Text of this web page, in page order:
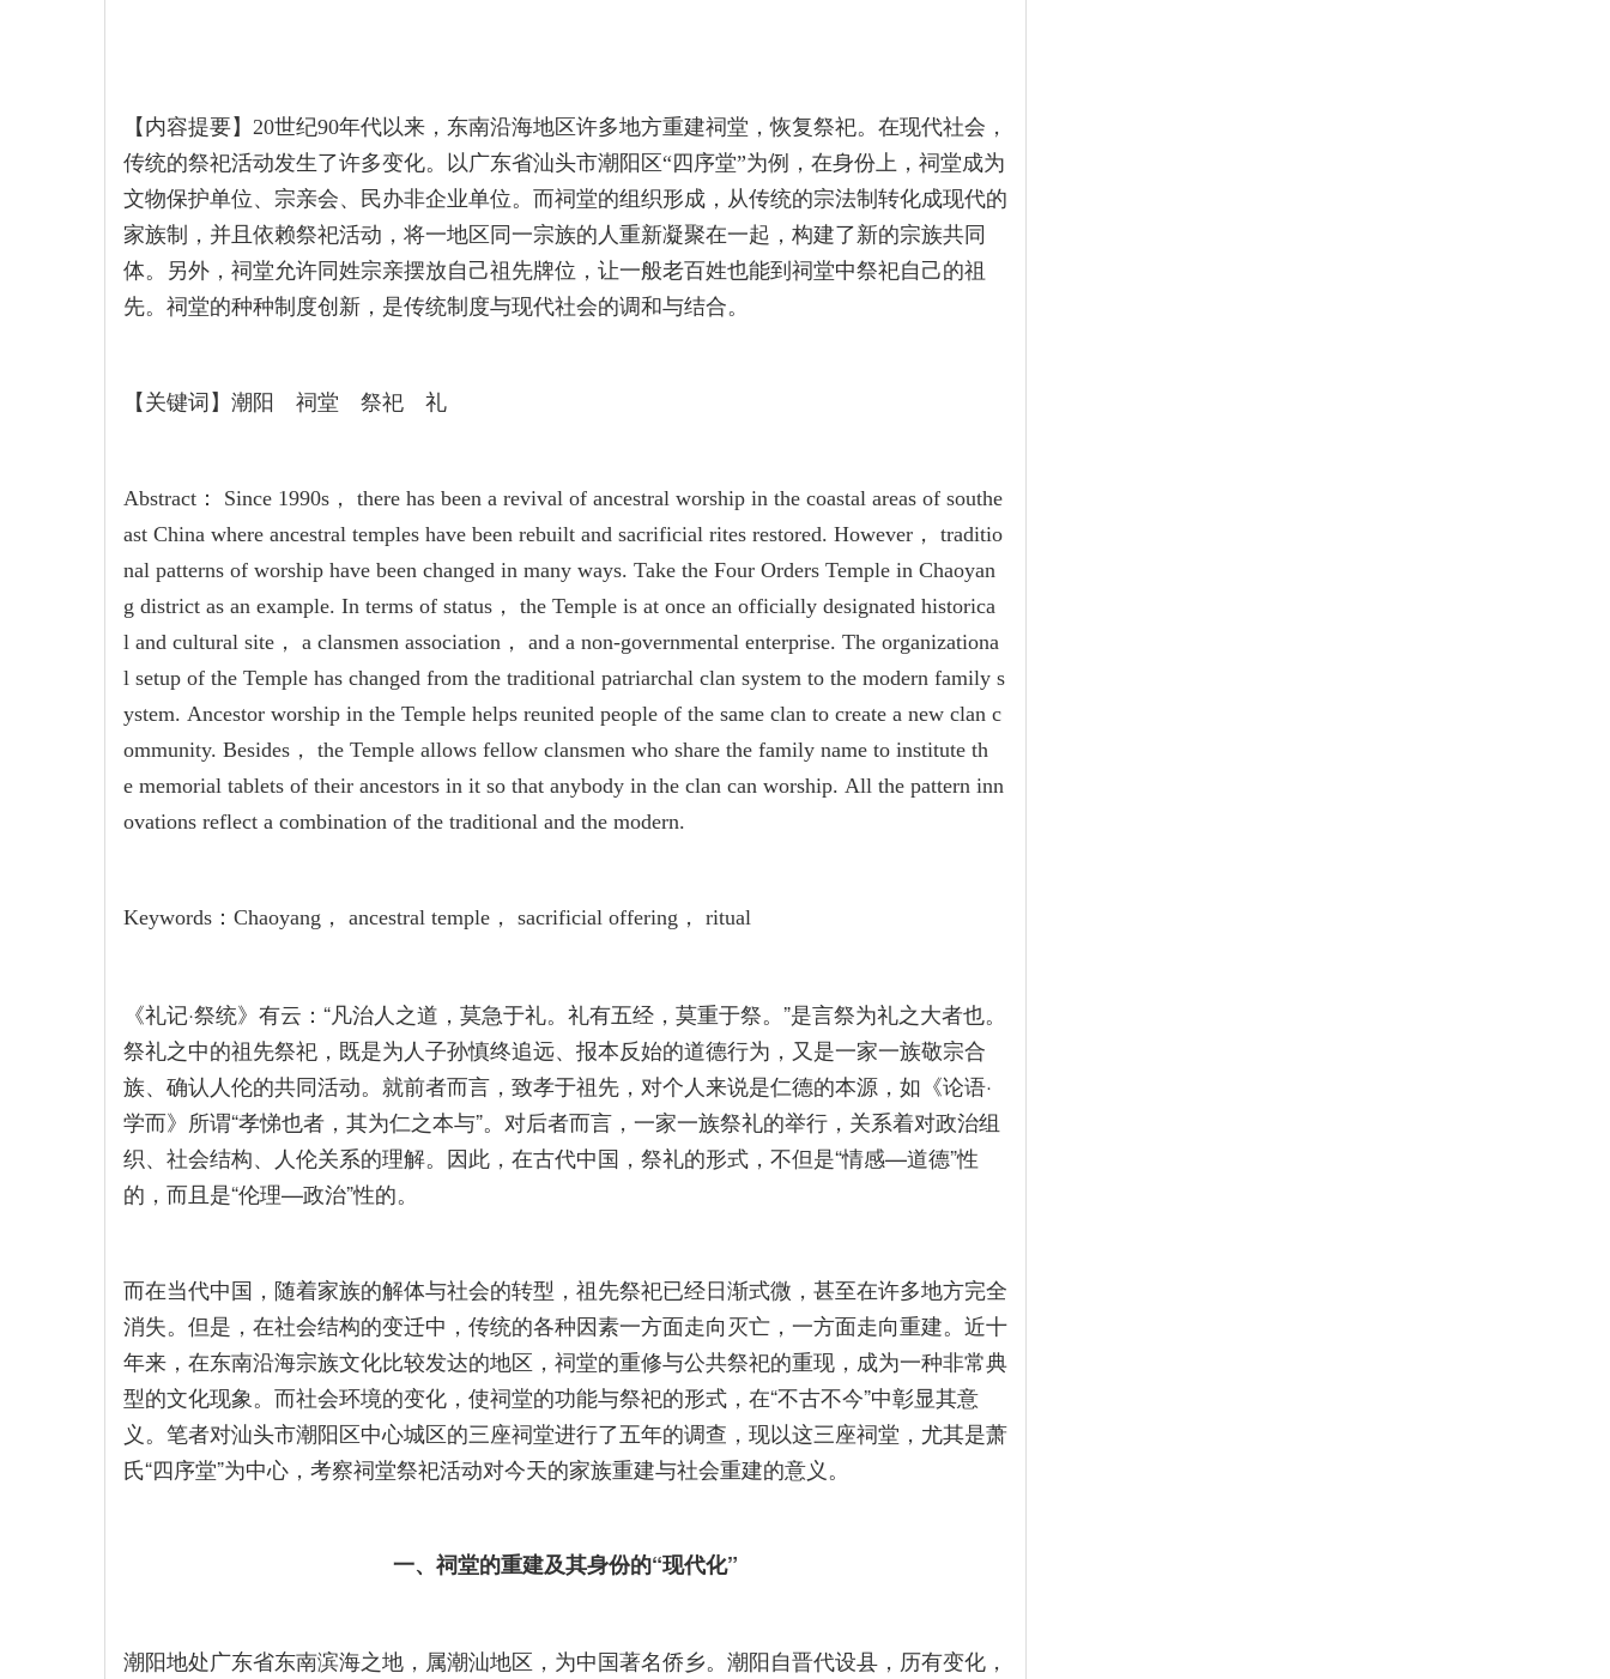
【内容提要】20世纪90年代以来，东南沿海地区许多地方重建祠堂，恢复祭祀。在现代社会，
传统的祭祀活动发生了许多变化。以广东省汕头市潮阳区“四序堂”为例，在身份上，祠堂成为
文物保护单位、宗亲会、民办非企业单位。而祠堂的组织形成，从传统的宗法制转化成现代的
家族制，并且依赖祭祀活动，将一地区同一宗族的人重新凝聚在一起，构建了新的宗族共同
体。另外，祠堂允许同姓宗亲摆放自己祖先牌位，让一般老百姓也能到祠堂中祭祀自己的祖
先。祠堂的种种制度创新，是传统制度与现代社会的调和与结合。
【关键词】潮阳 祠堂 祭祀 礼
Abstract： Since 1990s， there has been a revival of ancestral worship in the coastal areas of southe
ast China where ancestral temples have been rebuilt and sacrificial rites restored. However， traditio
nal patterns of worship have been changed in many ways. Take the Four Orders Temple in Chaoyan
g district as an example. In terms of status， the Temple is at once an officially designated historica
l and cultural site， a clansmen association， and a non-governmental enterprise. The organizationa
l setup of the Temple has changed from the traditional patriarchal clan system to the modern family s
ystem. Ancestor worship in the Temple helps reunited people of the same clan to create a new clan c
ommunity. Besides， the Temple allows fellow clansmen who share the family name to institute th
e memorial tablets of their ancestors in it so that anybody in the clan can worship. All the pattern inn
ovations reflect a combination of the traditional and the modern.
Keywords：Chaoyang， ancestral temple， sacrificial offering， ritual
《礼记·祭统》有云：“凡治人之道，莫急于礼。礼有五经，莫重于祭。”是言祭为礼之大者也。
祭礼之中的祖先祭祀，既是为人子孙慎终追远、报本反始的道德行为，又是一家一族敬宗合
族、确认人伦的共同活动。就前者而言，致孝于祖先，对个人来说是仁德的本源，如《论语·
学而》所谓“孝悌也者，其为仁之本与”。对后者而言，一家一族祭礼的举行，关系着对政治组
织、社会结构、人伦关系的理解。因此，在古代中国，祭礼的形式，不但是“情感—道德”性
的，而且是“伦理—政治”性的。
而在当代中国，随着家族的解体与社会的转型，祖先祭祀已经日渐式微，甚至在许多地方完全
消失。但是，在社会结构的变迁中，传统的各种因素一方面走向灭亡，一方面走向重建。近十
年来，在东南沿海宗族文化比较发达的地区，祠堂的重修与公共祭祀的重现，成为一种非常典
型的文化现象。而社会环境的变化，使祠堂的功能与祭祀的形式，在“不古不今”中彰显其意
义。笔者对汕头市潮阳区中心城区的三座祠堂进行了五年的调查，现以这三座祠堂，尤其是萧
氏“四序堂”为中心，考察祠堂祭祀活动对今天的家族重建与社会重建的意义。
一、祠堂的重建及其身份的“现代化”
潮阳地处广东省东南滨海之地，属潮汕地区，为中国著名侨乡。潮阳自晋代设县，历有变化，